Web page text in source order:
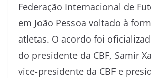
Federação Internacional de
em João Pessoa voltado à
atletas. O acordo foi
do presidente da CBF, Samir
vice-presidente da CBF e